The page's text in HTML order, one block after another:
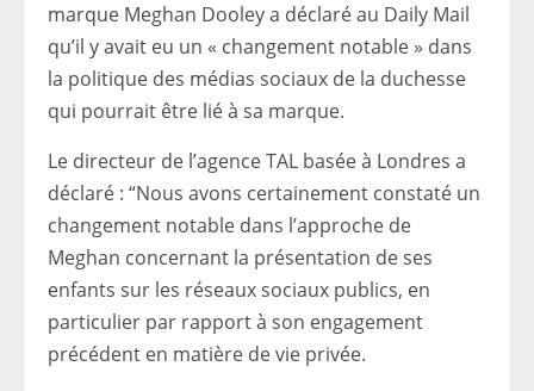
marque Meghan Dooley a déclaré au Daily Mail
qu’il y avait eu un « changement notable » dans
la politique des médias sociaux de la duchesse
qui pourrait être lié à sa marque.
Le directeur de l’agence TAL basée à Londres a
déclaré : “Nous avons certainement constaté un
changement notable dans l’approche de
Meghan concernant la présentation de ses
enfants sur les réseaux sociaux publics, en
particulier par rapport à son engagement
précédent en matière de vie privée.